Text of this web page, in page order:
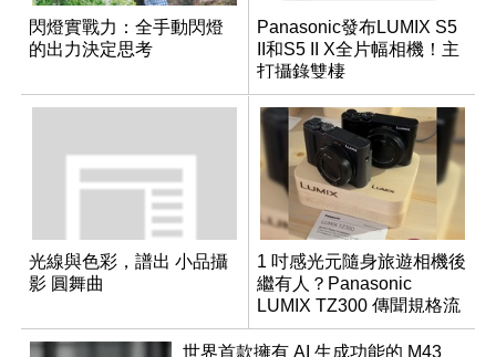
閃燈實戰力：全手動閃燈
的出力決定思考
Panasonic發布LUMIX S5
II和S5 II X全片幅相機！主
打攝錄雙棲
光線與色彩，譜出 小品攝
影 圓舞曲
1 吋感光元隨身旅遊相機後
繼有人？Panasonic
LUMIX TZ300 傳聞規格流
出
世界首款擁有 AI 生成功能的 M43